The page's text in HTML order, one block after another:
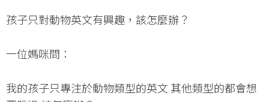
孩子只對動物英文有興趣，該怎麼辦？
一位媽咪問：
我的孩子只專注於動物類型的英文 其他類型的都會想